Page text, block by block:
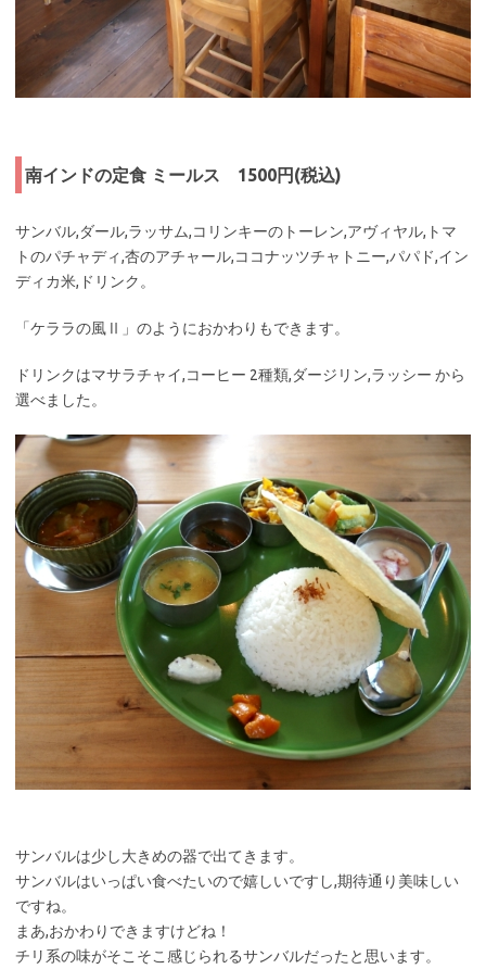
南インドの定食 ミールス 1500円(税込)
サンバル,ダール,ラッサム,コリンキーのトーレン,アヴィヤル,トマ
トのパチャディ,杏のアチャール,ココナッツチャトニー,パパド,イン
ディカ米,ドリンク。
「ケララの風Ⅱ」のようにおかわりもできます。
ドリンクはマサラチャイ,コーヒー 2種類,ダージリン,ラッシー から
選べました。
サンバルは少し大きめの器で出てきます。
サンバルはいっぱい食べたいので嬉しいですし,期待通り美味しい
ですね。
まあ,おかわりできますけどね！
チリ系の味がそこそこ感じられるサンバルだったと思います。